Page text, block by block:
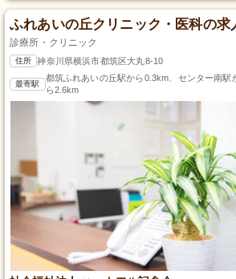
ふれあいの丘クリニック・医科の求
診療所・クリニック
住所 神奈川県横浜市都筑区大丸8-10
最寄駅
都筑ふれあいの丘駅から0.3km、センター南駅
ら2.6km